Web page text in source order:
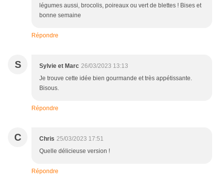
légumes aussi, brocolis, poireaux ou vert de blettes ! Bises et
bonne semaine
Répondre
S Sylvie et Marc 26/03/2023 13:13
Je trouve cette idée bien gourmande et très appétissante.
Bisous.
Répondre
C Chris 25/03/2023 17:51
Quelle délicieuse version !
Répondre